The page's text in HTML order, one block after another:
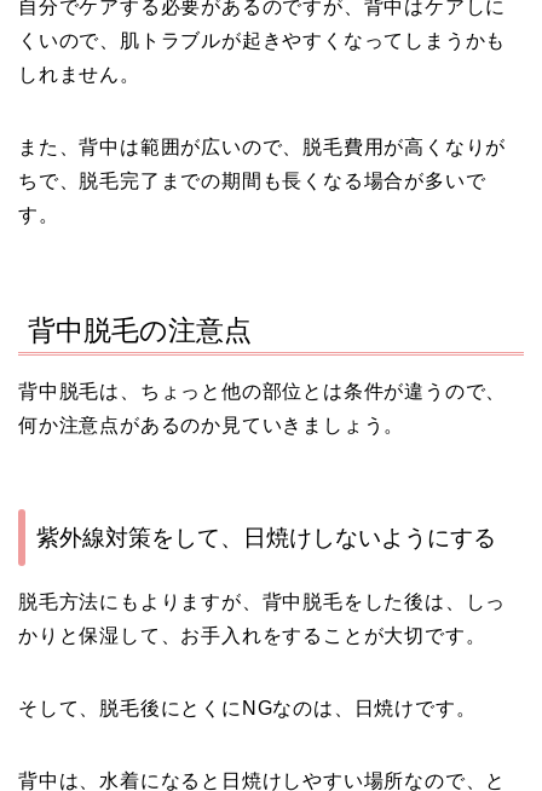
自分でケアする必要があるのですが、背中はケアしに
くいので、肌トラブルが起きやすくなってしまうかも
しれません。
また、背中は範囲が広いので、脱毛費用が高くなりが
ちで、脱毛完了までの期間も長くなる場合が多いで
す。
背中脱毛の注意点
背中脱毛は、ちょっと他の部位とは条件が違うので、
何か注意点があるのか見ていきましょう。
紫外線対策をして、日焼けしないようにする
脱毛方法にもよりますが、背中脱毛をした後は、しっ
かりと保湿して、お手入れをすることが大切です。
そして、脱毛後にとくにNGなのは、日焼けです。
背中は、水着になると日焼けしやすい場所なので、と